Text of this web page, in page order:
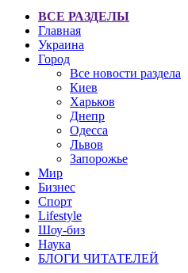
ВСЕ РАЗДЕЛЫ
Главная
Украина
Город
Все новости раздела
Киев
Харьков
Днепр
Одесса
Львов
Запорожье
Мир
Бизнес
Спорт
Lifestyle
Шоу-биз
Наука
БЛОГИ ЧИТАТЕЛЕЙ